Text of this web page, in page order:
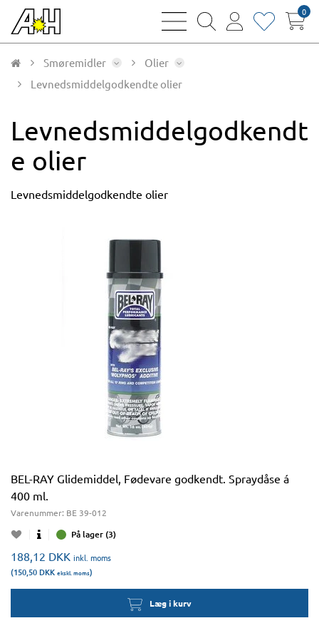
bars
magnifying
user
heart0
Smøremidler
Olier
Levnedsmiddelgodkendte olier
Levnedsmiddelgodkendt
e olier
Levnedsmiddelgodkendte olier
BEL-RAY Glidemiddel, Fødevare godkendt. Spraydåse á
400 ml.
Varenummer: BE 39-012
På lager (3)
188,12 DKK inkl. moms
(150,50 DKK ekskl. moms)
Læg i kurv